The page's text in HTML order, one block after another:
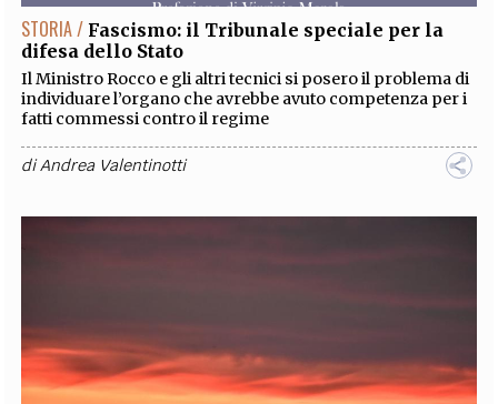
STORIA / Fascismo: il Tribunale speciale per la
difesa dello Stato
Il Ministro Rocco e gli altri tecnici si posero il problema di
individuare l’organo che avrebbe avuto competenza per i
fatti commessi contro il regime
diAndrea Valentinotti